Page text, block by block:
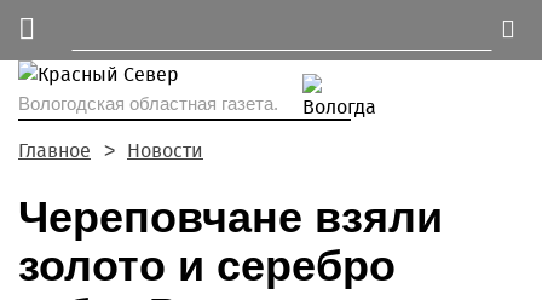
Вологодская областная газета.
Главное Новости
Череповчане взяли
золото и серебро